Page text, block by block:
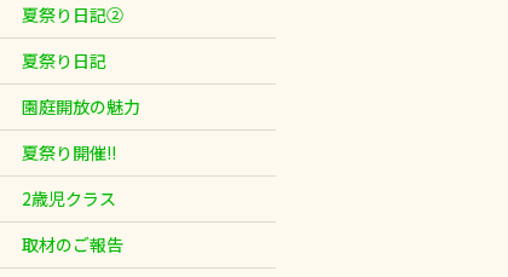
夏祭り日記②
夏祭り日記
園庭開放の魅力
夏祭り開催!!
2歳児クラス
取材のご報告